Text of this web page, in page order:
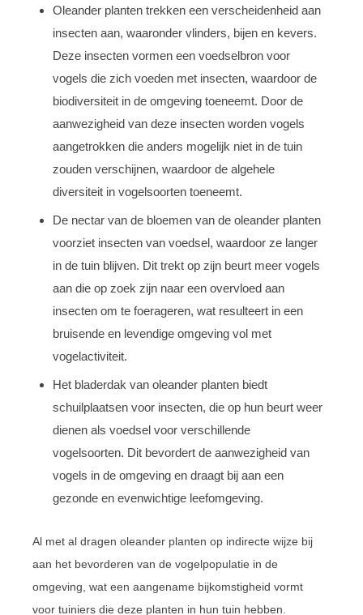
Oleander planten trekken een verscheidenheid aan
insecten aan, waaronder vlinders, bijen en kevers.
Deze insecten vormen een voedselbron voor
vogels die zich voeden met insecten, waardoor de
biodiversiteit in de omgeving toeneemt. Door de
aanwezigheid van deze insecten worden vogels
aangetrokken die anders mogelijk niet in de tuin
zouden verschijnen, waardoor de algehele
diversiteit in vogelsoorten toeneemt.
De nectar van de bloemen van de oleander planten
voorziet insecten van voedsel, waardoor ze langer
in de tuin blijven. Dit trekt op zijn beurt meer vogels
aan die op zoek zijn naar een overvloed aan
insecten om te foerageren, wat resulteert in een
bruisende en levendige omgeving vol met
vogelactiviteit.
Het bladerdak van oleander planten biedt
schuilplaatsen voor insecten, die op hun beurt weer
dienen als voedsel voor verschillende
vogelsoorten. Dit bevordert de aanwezigheid van
vogels in de omgeving en draagt bij aan een
gezonde en evenwichtige leefomgeving.
Al met al dragen oleander planten op indirecte wijze bij
aan het bevorderen van de vogelpopulatie in de
omgeving, wat een aangename bijkomstigheid vormt
voor tuiniers die deze planten in hun tuin hebben.